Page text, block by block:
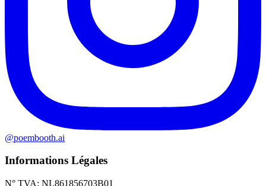
@poembooth.ai
Informations Légales
N° TVA: NL861856703B01